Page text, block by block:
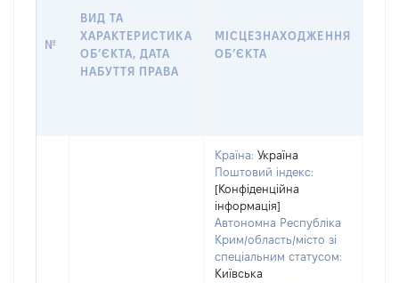
№
ВИД ТА
ХАРАКТЕРИСТИКА
ОБʼЄКТА, ДАТА
НАБУТТЯ ПРАВА
МІСЦЕЗНАХОДЖЕННЯ
ОБʼЄКТА
Країна: Україна
Поштовий індекс:
[Конфіденційна
інформація]
Автономна Республіка
Крим/область/місто зі
спеціальним статусом:
Київська